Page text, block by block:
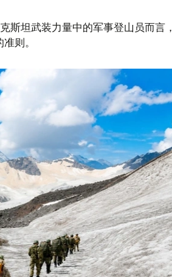
斯坦武装力量中的军事登山员而言，
则。